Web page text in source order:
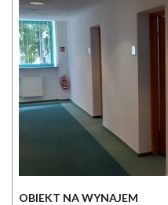
OBIEKT NA WYNAJEM